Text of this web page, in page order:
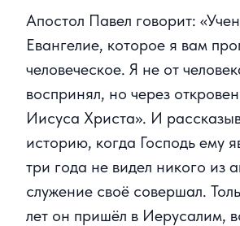
Апостол Павел говорит:
Евангелие, которое я вам
человеческое. Я не от
воспринял, но через
Иисуса Христа». И
историю, когда Господь ему
три года не видел никого из
служение своё совершал.
лет он пришёл в Иерусалим,